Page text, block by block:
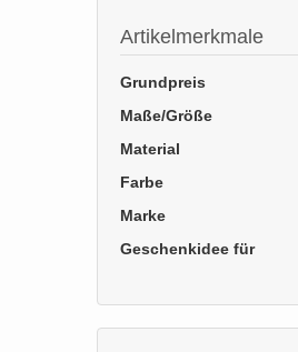
Artikelmerkmale
Grundpreis
Maße/Größe
Material
Farbe
Marke
Geschenkidee für